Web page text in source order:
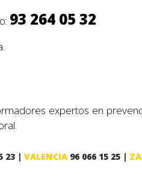
93 264 05 32
expertos en
23 | VALENCIA 96 066 15 25 |